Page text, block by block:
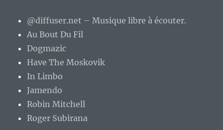
@diffuser.net – Musique libre à écouter.
Au Bout Du Fil
Dogmazic
Have The Moskovik
In Limbo
Jamendo
Robin Mitchell
Roger Subirana